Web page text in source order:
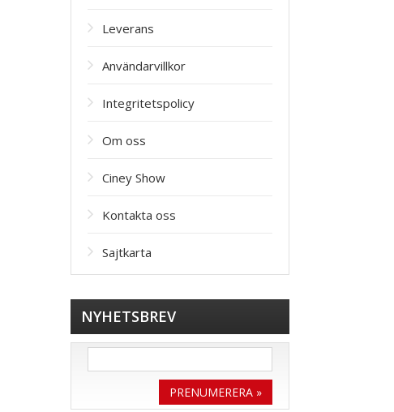
Leverans
Användarvillkor
Integritetspolicy
Om oss
Ciney Show
Kontakta oss
Sajtkarta
NYHETSBREV
PRENUMERERA »